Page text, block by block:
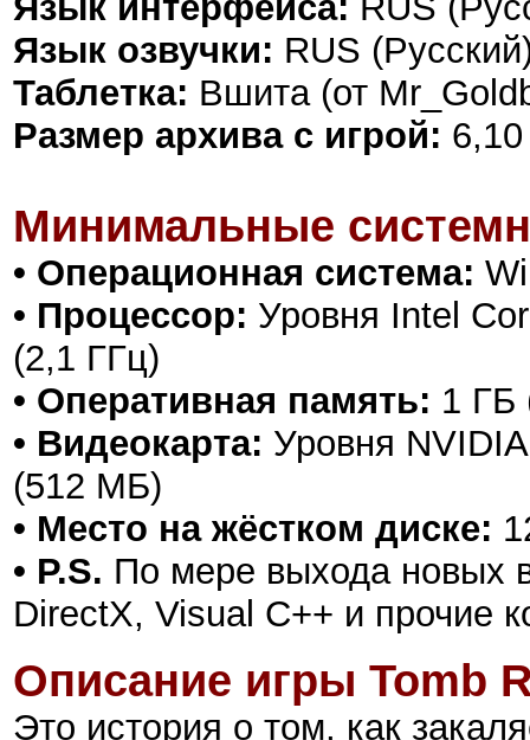
Язык озвучки: RUS
Таблетка: Вшита (от
Размер архива с игрой:
Минимальные
• Операционная система:
• Процессор: Уровня Intel
(2,1 ГГц)
• Оперативная память: 1 ГБ
• Видеокарта: Уровня
(512 МБ)
• Место на жёстком диске:
• P.S. По мере выхода новых
DirectX, Visual C++ и прочие
Описание игры Tomb
Это история о том, как